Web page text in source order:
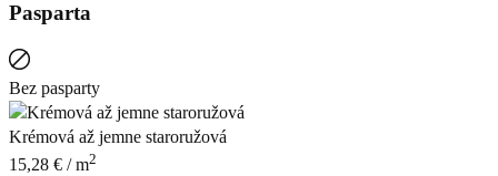
Pasparta
Bez pasparty
Krémová až jemne staroružová
15,28 € / m2